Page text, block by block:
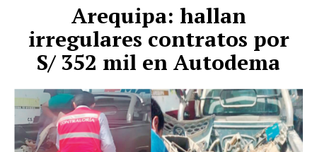
Arequipa: hallan
irregulares contratos por
S/ 352 mil en Autodema